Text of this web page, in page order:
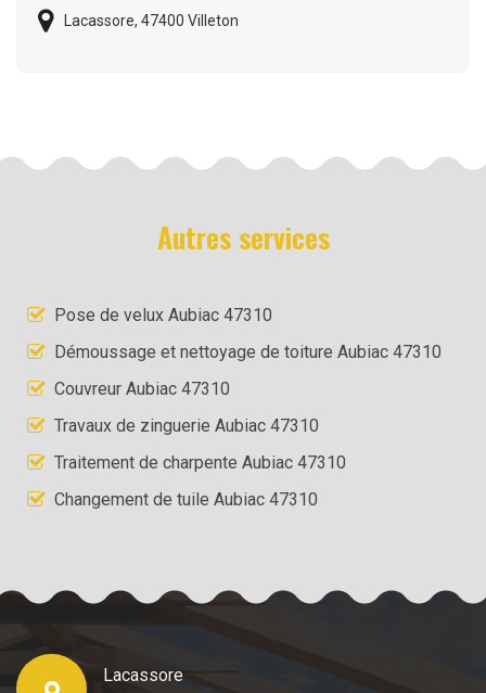
Lacassore, 47400 Villeton
Autres services
Pose de velux Aubiac 47310
Démoussage et nettoyage de toiture Aubiac 47310
Couvreur Aubiac 47310
Travaux de zinguerie Aubiac 47310
Traitement de charpente Aubiac 47310
Changement de tuile Aubiac 47310
Lacassore